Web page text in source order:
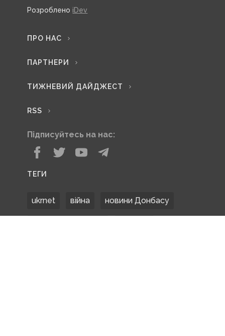
Розроблено iDev
ПРО НАС
ПАРТНЕРИ
ТИЖНЕВИЙ ДАЙДЖЕСТ
RSS
Підписуйтесь на нас:
ТЕГИ
ukrnet війна новини Донбасу